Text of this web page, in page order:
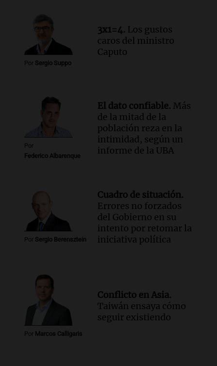
Panorama Federal
Episodios
Por Sergio Suppo
3x1=4. Los gustos
caros del ministro
Caputo
Por
Federico Albarenque
El dato confiable. Más
de la mitad de la
población reza en la
intimidad, según un
informe de la UBA
Por Sergio Berensztein
Cuadro de situación.
Errores no forzados
del Gobierno en su
intento por retomar la
iniciativa política
Por Marcos Calligaris
Conflicto en Asia.
Taiwán ensaya cómo
seguir existiendo